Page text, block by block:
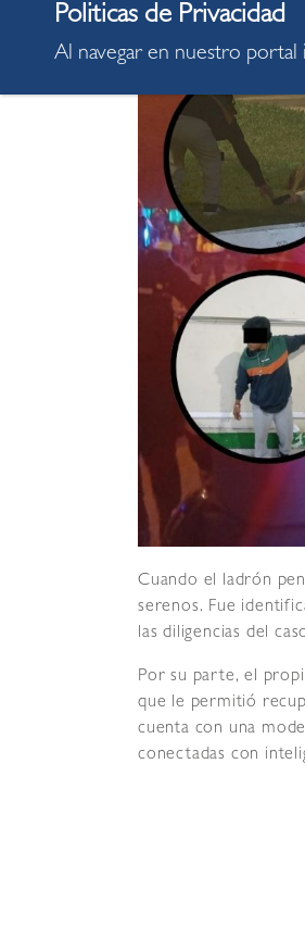
Cuando el ladrón
serenos. Fue
las diligencias del
Por su parte, el
que le permitió
cuenta con una
conectadas con
Al navegar en nuestro portal